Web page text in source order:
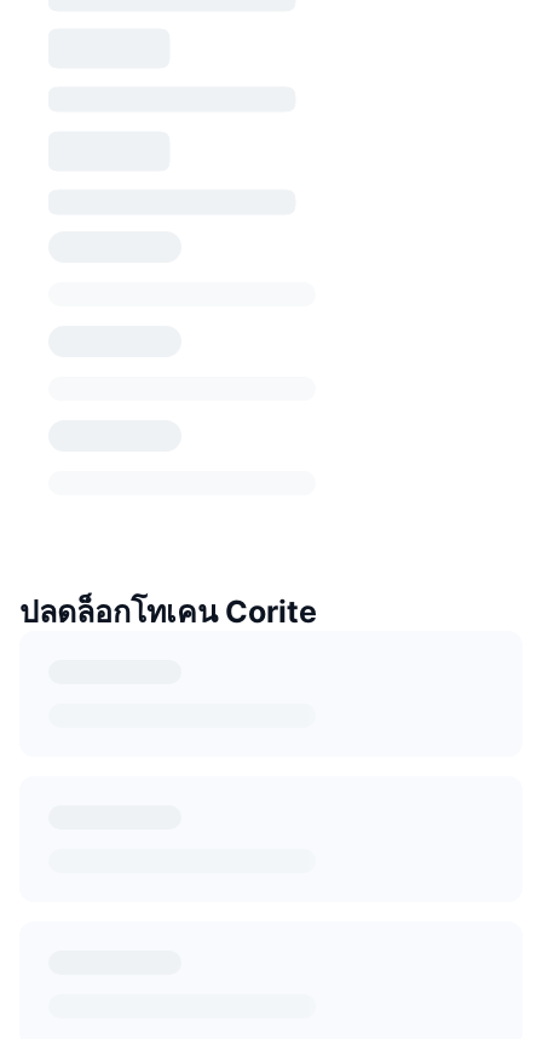
ปลดล็อกโทเคน Corite